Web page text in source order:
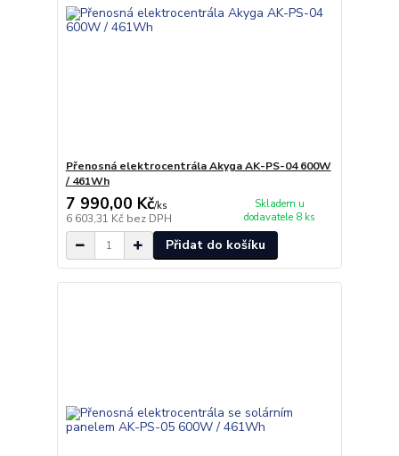
Přenosná elektrocentrála Akyga AK-PS-04 600W
/ 461Wh
7 990,00 Kč/ks
6 603,31 Kč bez DPH
Skladem u
dodavatele 8 ks
Přidat do košíku